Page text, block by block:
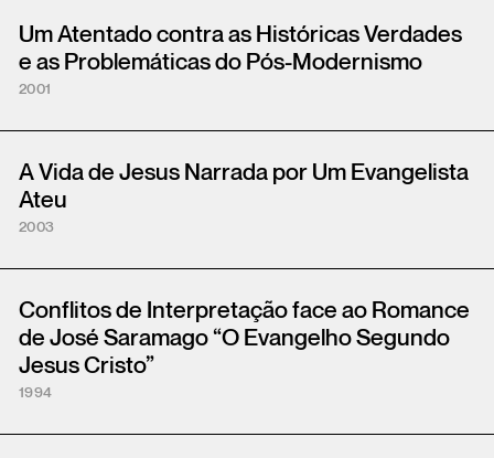
Um Atentado contra as Históricas Verdades
e as Problemáticas do Pós-Modernismo
2001
A Vida de Jesus Narrada por Um Evangelista
Ateu
2003
Conflitos de Interpretação face ao Romance
de José Saramago “O Evangelho Segundo
Jesus Cristo”
1994